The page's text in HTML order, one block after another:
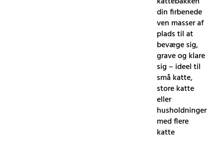
din firbenede
ven masser af
plads til at
bevæge sig,
grave og klare
sig – ideel til
små katte,
store katte
eller
husholdninger
med flere
katte